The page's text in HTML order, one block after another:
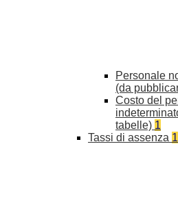
Personale
(da
Costo del
tabelle) 1
Tassi di assenza 1